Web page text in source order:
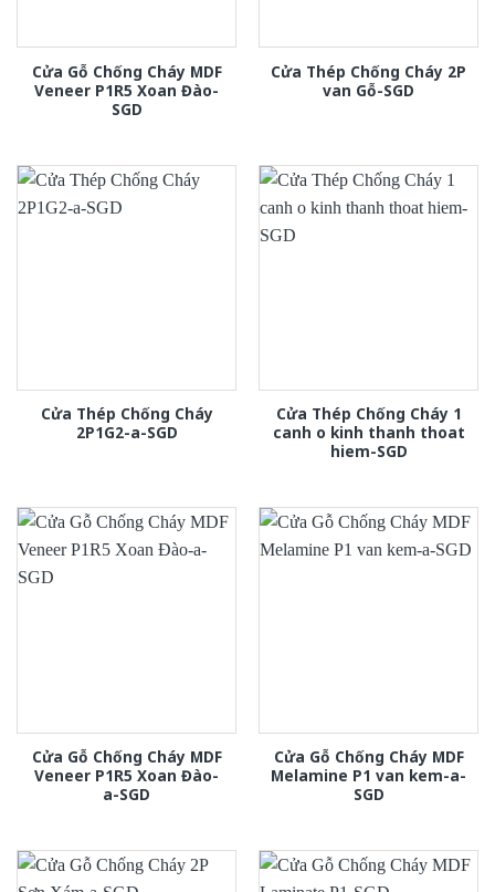
Cửa Gỗ Chống Cháy MDF
Veneer P1R5 Xoan Đào-
SGD
Cửa Thép Chống Cháy 2P
van Gỗ-SGD
Cửa Thép Chống Cháy
2P1G2-a-SGD
Cửa Thép Chống Cháy 1
canh o kinh thanh thoat
hiem-SGD
Cửa Gỗ Chống Cháy MDF
Veneer P1R5 Xoan Đào-
a-SGD
Cửa Gỗ Chống Cháy MDF
Melamine P1 van kem-a-
SGD